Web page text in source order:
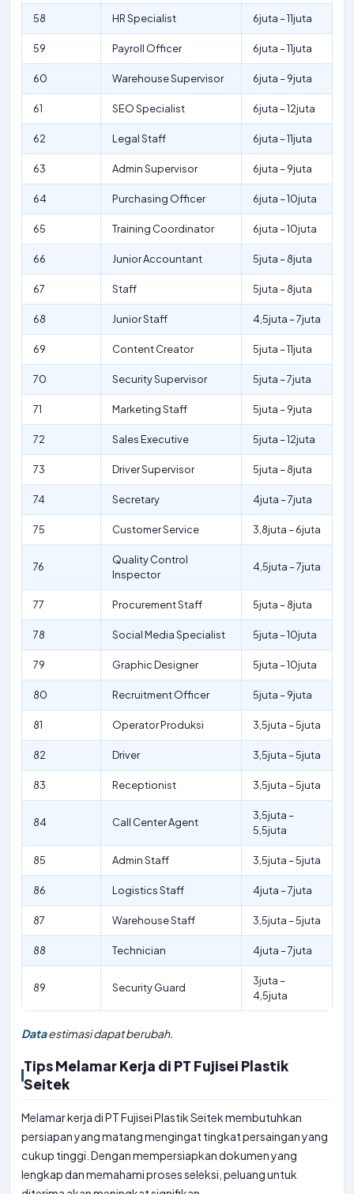
58 HR Specialist 6juta – 11juta
59 Payroll Officer 6juta – 11juta
60 Warehouse Supervisor 6juta – 9juta
61 SEO Specialist 6juta – 12juta
62 Legal Staff 6juta – 11juta
63 Admin Supervisor 6juta – 9juta
64 Purchasing Officer 6juta – 10juta
65 Training Coordinator 6juta – 10juta
66 Junior Accountant 5juta – 8juta
67 Staff 5juta – 8juta
68 Junior Staff 4,5juta – 7juta
69 Content Creator 5juta – 11juta
70 Security Supervisor 5juta – 7juta
71 Marketing Staff 5juta – 9juta
72 Sales Executive 5juta – 12juta
73 Driver Supervisor 5juta – 8juta
74 Secretary 4juta – 7juta
75 Customer Service 3,8juta – 6juta
76
Quality Control
Inspector
4,5juta – 7juta
77 Procurement Staff 5juta – 8juta
78 Social Media Specialist 5juta – 10juta
79 Graphic Designer 5juta – 10juta
80 Recruitment Officer 5juta – 9juta
81 Operator Produksi 3,5juta – 5juta
82 Driver 3,5juta – 5juta
83 Receptionist 3,5juta – 5juta
84 Call Center Agent
3,5juta –
5,5juta
85 Admin Staff 3,5juta – 5juta
86 Logistics Staff 4juta – 7juta
87 Warehouse Staff 3,5juta – 5juta
88 Technician 4juta – 7juta
89 Security Guard
3juta –
4,5juta
Dataestimasi dapat berubah.
Tips Melamar Kerja di PT Fujisei Plastik
Seitek
Melamar kerja di PT Fujisei Plastik Seitek membutuhkan
persiapan yang matang mengingat tingkat persaingan yang
cukup tinggi. Dengan mempersiapkan dokumen yang
lengkap dan memahami proses seleksi, peluang untuk